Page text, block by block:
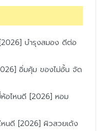
บำรุงสมอง ดีต่อ
อิ่มคุ้ม ของไม่อั้น จัด
ห้อไหนดี [2026] หอม
หนดี [2026] ผิวสวยเด้ง